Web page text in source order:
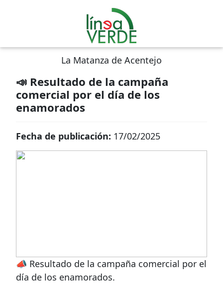
La Matanza de Acentejo
📣 Resultado de la campaña
comercial por el día de los
enamorados
Fecha de publicación: 17/02/2025
📣 Resultado de la campaña comercial por el
día de los enamorados.